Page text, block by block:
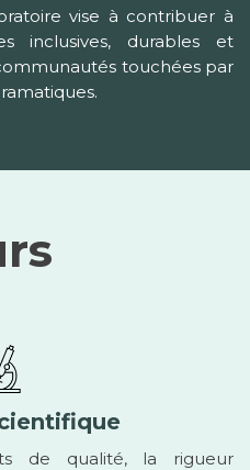
vise à contribuer à
inclusives, durables et
touchées par
de qualité, la rigueur